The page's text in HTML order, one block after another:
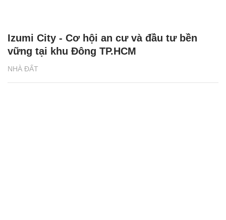
NHÀ ĐẤT
Izumi City - Cơ hội an cư và đầu tư bền
vững tại khu Đông TP.HCM